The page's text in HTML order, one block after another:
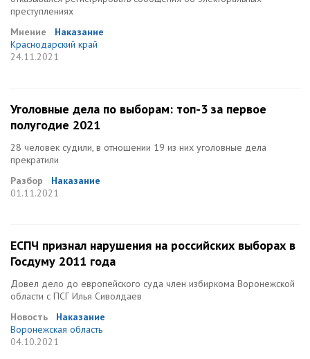
преступлениях
Мнение
Наказание
Краснодарский край
24.11.2021
Уголовные дела по выборам: топ-3 за первое
полугодие 2021
28 человек судили, в отношении 19 из них уголовные дела
прекратили
Разбор
Наказание
01.11.2021
ЕСПЧ признал нарушения на российских выборах в
Госдуму 2011 года
Довел дело до европейского суда член избиркома Воронежской
области с ПСГ Илья Сиволдаев
Новость
Наказание
Воронежская область
04.10.2021